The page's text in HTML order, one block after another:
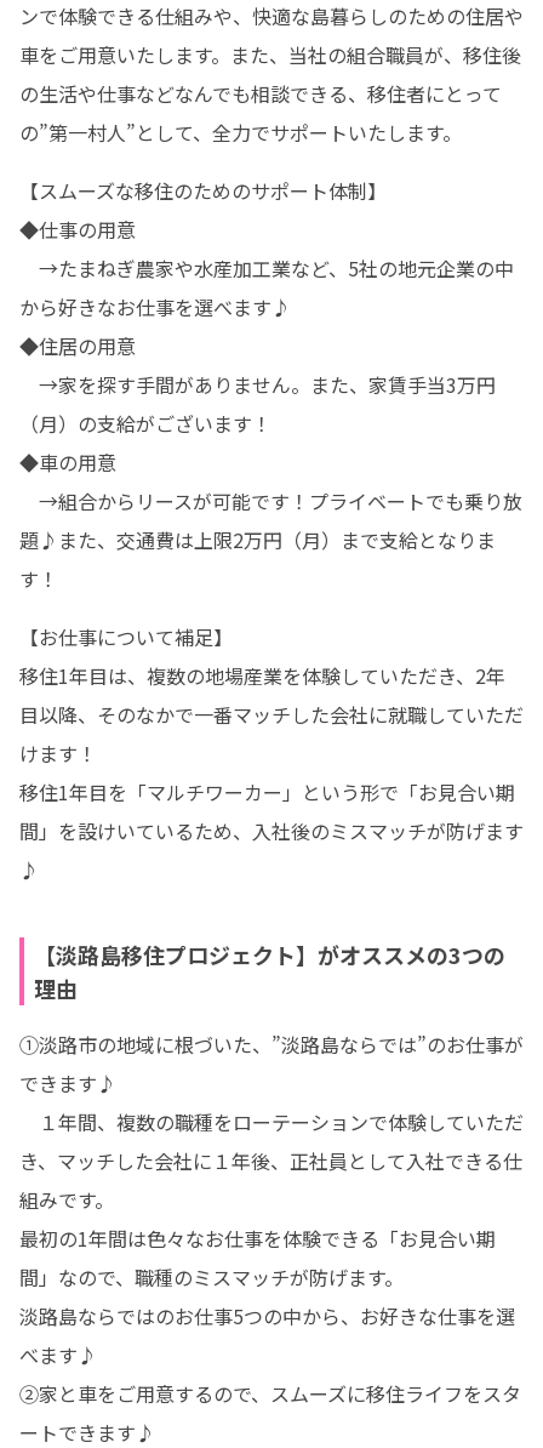
ンで体験できる仕組みや、快適な島暮らしのための住居や
車をご用意いたします。また、当社の組合職員が、移住後
の生活や仕事などなんでも相談できる、移住者にとって
の”第一村人”として、全力でサポートいたします。
【スムーズな移住のためのサポート体制】
◆仕事の用意
→たまねぎ農家や水産加工業など、5社の地元企業の中
から好きなお仕事を選べます♪
◆住居の用意
→家を探す手間がありません。また、家賃手当3万円
（月）の支給がございます！
◆車の用意
→組合からリースが可能です！プライベートでも乗り放
題♪また、交通費は上限2万円（月）まで支給となりま
す！
【お仕事について補足】
移住1年目は、複数の地場産業を体験していただき、2年
目以降、そのなかで一番マッチした会社に就職していただ
けます！
移住1年目を「マルチワーカー」という形で「お見合い期
間」を設けいているため、入社後のミスマッチが防げます
♪
【淡路島移住プロジェクト】がオススメの3つの
理由
①淡路市の地域に根づいた、”淡路島ならでは”のお仕事が
できます♪
１年間、複数の職種をローテーションで体験していただ
き、マッチした会社に１年後、正社員として入社できる仕
組みです。
最初の1年間は色々なお仕事を体験できる「お見合い期
間」なので、職種のミスマッチが防げます。
淡路島ならではのお仕事5つの中から、お好きな仕事を選
べます♪
②家と車をご用意するので、スムーズに移住ライフをスタ
ートできます♪